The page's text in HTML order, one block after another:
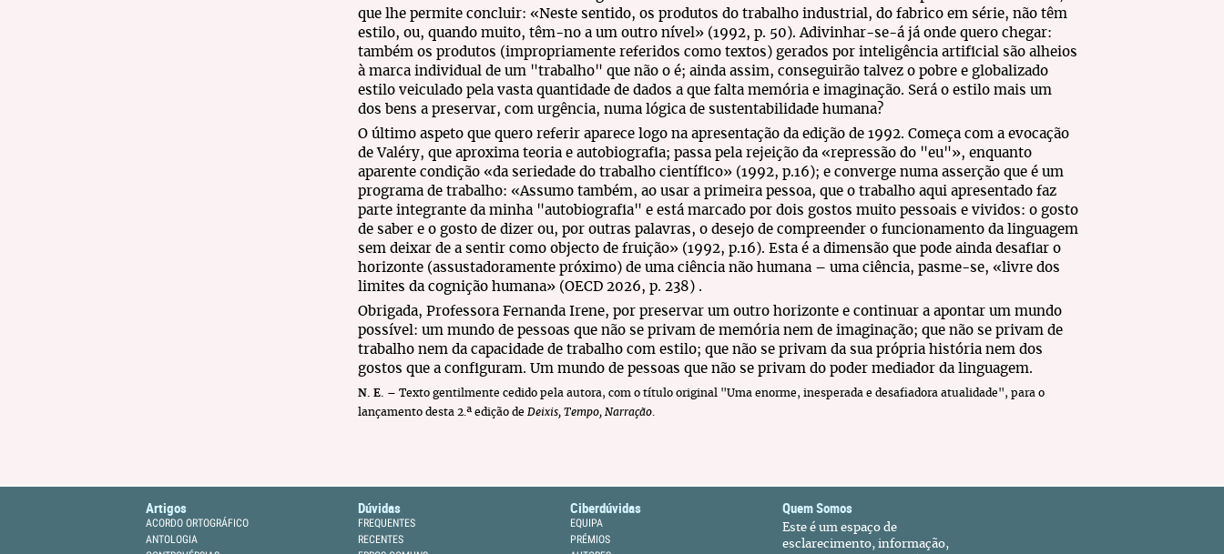
que lhe permite concluir: «Neste sentido, os produtos do trabalho industrial, do fabrico em série, não têm
estilo, ou, quando muito, têm-no a um outro nível» (1992, p. 50). Adivinhar-se-á já onde quero chegar:
também os produtos (impropriamente referidos como textos) gerados por inteligência artificial são alheios
à marca individual de um "trabalho" que não o é; ainda assim, conseguirão talvez o pobre e globalizado
estilo veiculado pela vasta quantidade de dados a que falta memória e imaginação. Será o estilo mais um
dos bens a preservar, com urgência, numa lógica de sustentabilidade humana?
O último aspeto que quero referir aparece logo na apresentação da edição de 1992. Começa com a evocação
de Valéry, que aproxima teoria e autobiografia; passa pela rejeição da «repressão do "eu"», enquanto
aparente condição «da seriedade do trabalho científico» (1992, p.16); e converge numa asserção que é um
programa de trabalho: «Assumo também, ao usar a primeira pessoa, que o trabalho aqui apresentado faz
parte integrante da minha "autobiografia" e está marcado por dois gostos muito pessoais e vividos: o gosto
de saber e o gosto de dizer ou, por outras palavras, o desejo de compreender o funcionamento da linguagem
sem deixar de a sentir como objecto de fruição» (1992, p.16). Esta é a dimensão que pode ainda desafiar o
horizonte (assustadoramente próximo) de uma ciência não humana – uma ciência, pasme-se, «livre dos
limites da cognição humana» (OECD 2026, p. 238) .
Obrigada, Professora Fernanda Irene, por preservar um outro horizonte e continuar a apontar um mundo
possível: um mundo de pessoas que não se privam de memória nem de imaginação; que não se privam de
trabalho nem da capacidade de trabalho com estilo; que não se privam da sua própria história nem dos
gostos que a configuram. Um mundo de pessoas que não se privam do poder mediador da linguagem.
N. E.
– Texto gentilmente cedido pela autora, com o título original "Uma enorme, inesperada e desafiadora atualidade", para o
lançamento desta 2.ª edição de Deixis, Tempo, Narração
Artigos
ACORDO ORTOGRÁFICO
ANTOLOGIA
Dúvidas
FREQUENTES
RECENTES
Ciberdúvidas
EQUIPA
PRÉMIOS
Quem Somos
Este é um espaço de
esclarecimento, informação,